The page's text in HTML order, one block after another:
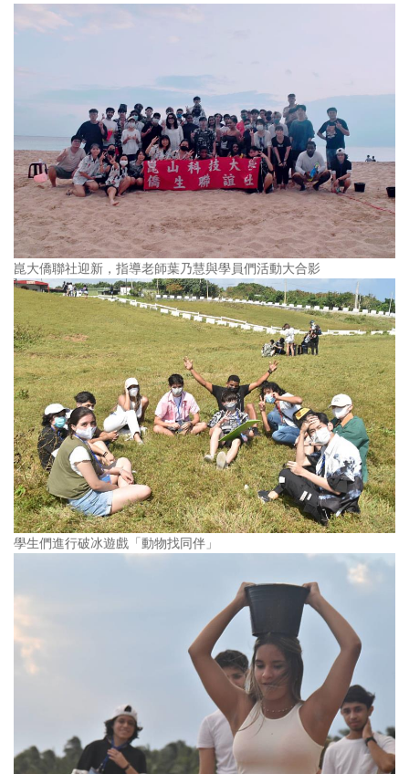
崑大僑聯社迎新，指導老師葉乃慧與學員們活動大合影
學生們進行破冰遊戲「動物找同伴」